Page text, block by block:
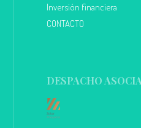
Inversión financiera
CONTACTO
DESPACHO